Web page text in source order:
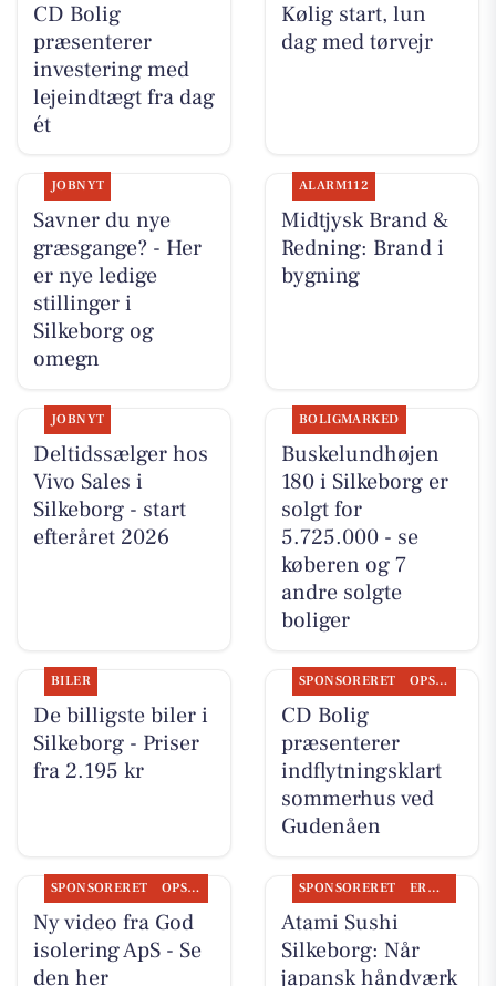
CD Bolig
præsenterer
investering med
lejeindtægt fra dag
ét
Kølig start, lun
dag med tørvejr
JOBNYT
Savner du nye
græsgange? - Her
er nye ledige
stillinger i
Silkeborg og
omegn
ALARM112
Midtjysk Brand &
Redning: Brand i
bygning
JOBNYT
Deltidssælger hos
Vivo Sales i
Silkeborg - start
efteråret 2026
BOLIGMARKED
Buskelundhøjen
180 i Silkeborg er
solgt for
5.725.000 - se
køberen og 7
andre solgte
boliger
BILER
De billigste biler i
Silkeborg - Priser
fra 2.195 kr
SPONSORERET OPSLAGSTAVLEN
CD Bolig
præsenterer
indflytningsklart
sommerhus ved
Gudenåen
SPONSORERET OPSLAGSTAVLEN
Ny video fra God
isolering ApS - Se
den her
SPONSORERET ERHVERV
Atami Sushi
Silkeborg: Når
japansk håndværk